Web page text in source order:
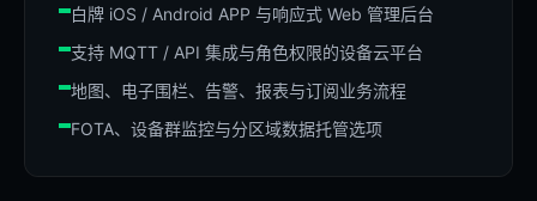
白牌 iOS / Android APP 与响应式 Web 管理后台
支持 MQTT / API 集成与角色权限的设备云平台
地图、电子围栏、告警、报表与订阅业务流程
FOTA、设备群监控与分区域数据托管选项